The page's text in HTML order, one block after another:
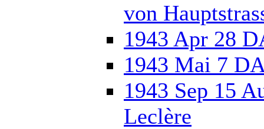
von
1943 Apr 28
1943 Mai 7
1943 Sep 15
Leclère